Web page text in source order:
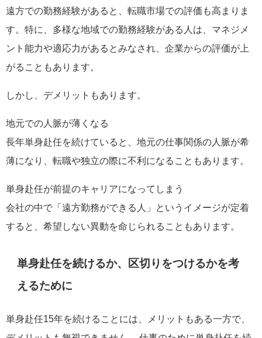
遠方での勤務経験があると、転職市場での評価も高まりま
す。特に、多様な地域での勤務経験がある人は、マネジメ
ント能力や適応力があるとみなされ、企業からの評価が上
がることもあります。
しかし、デメリットもあります。
地元での人脈が薄くなる
長年単身赴任を続けていると、地元の仕事関係の人脈が希
薄になり、転職や独立の際に不利になることもあります。
単身赴任が前提のキャリアになってしまう
会社の中で「遠方勤務ができる人」というイメージが定着
すると、希望しない異動を命じられることもあります。
単身赴任を続けるか、区切りをつけるかを考
えるために
単身赴任15年を続けることには、メリットもある一方で、